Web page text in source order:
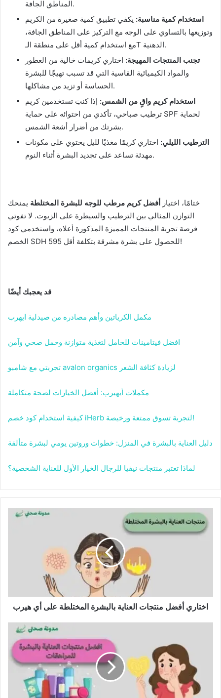
المناطق الجافة.
استخدام كمية مناسبة: يكفي تطبيق كمية صغيرة من الكريم
وتوزيعها بالتساوي على الوجه مع التركيز على المناطق الجافة،
مع استخدام كمية أقل على منطقة الـT الدهنية.
تجنب المنتجات المهيجة: اختاري كريمات خالية من العطور
والمواد الكيميائية القاسية التي قد تسبب تهيجًا للبشرة
الحساسة أو تزيد من مشاكلها.
استخدام كريم واقٍ من الشمس: إذا كنتِ تستخدمين كريم
ترطيب صباحي، تأكدي من احتوائه على حماية SPF لحماية
بشرتك من أضرار أشعة الشمس.
الترطيب الليلي: اختاري كريمًا مغذيًا لليل يحتوي على مكونات
مهدئة تساعد على تجديد البشرة أثناء النوم.
ختامًا، اختيار أفضل كريم مرطب للوجه للبشرة المختلطة يمنحك
التوازن المثالي بين الترطيب والسيطرة على الزيوت. لا تفوتي
فرصة تجربة المنتجات المميزة المذكورة أعلاه، واستخدمي كود
الخصم SDH 595 للحصول على بشرة مشرقة بتكلفة أقل!
قد يعجبك أيضًا
مكمل الكرياتين وأهم مصادره من صيدلية ايهرب
افضل فيتامينات للحامل لتغذية متوازنة وحمل صحي وآمن
تجربتي مع شامبو avalon organics لزيادة كثافة الشعر
مكملات أيهيرب: أفضل الخيارات لصحة متكاملة
كيفية استخدام كود خصم iHerb لتجربة تسوق ممتعة ورخيصة!
دليل العناية بالبشرة في المنزل: خطوات وروتين يومي لبشرة متألقة
لماذا تعتبر منتجات نيفيا للرجال الخيار الأول للعناية الشخصية؟
اختاري أفضل منتجات العناية بالبشرة المختلطة على أي هيرب